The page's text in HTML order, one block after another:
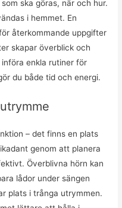
ska göras, när och hur.
i hemmet. En
återkommande uppgifter
skapar överblick och
införa enkla rutiner för
du både tid och energi.
– det finns en plats
genom att planera
Överblivna hörn kan
lådor under sängen
plats i trånga utrymmen.